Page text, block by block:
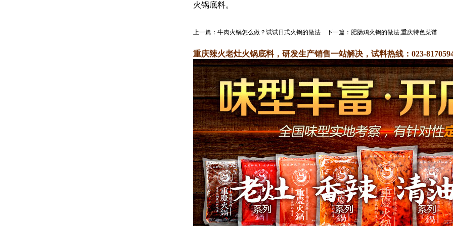
火锅底料。
上一篇： 牛肉火锅怎么做？试试日式火锅的做法 下一篇： 肥肠鸡火锅的做法,重庆特色菜谱
重庆辣火老灶火锅底料，研发生产销售一站解决，试料热线：023-